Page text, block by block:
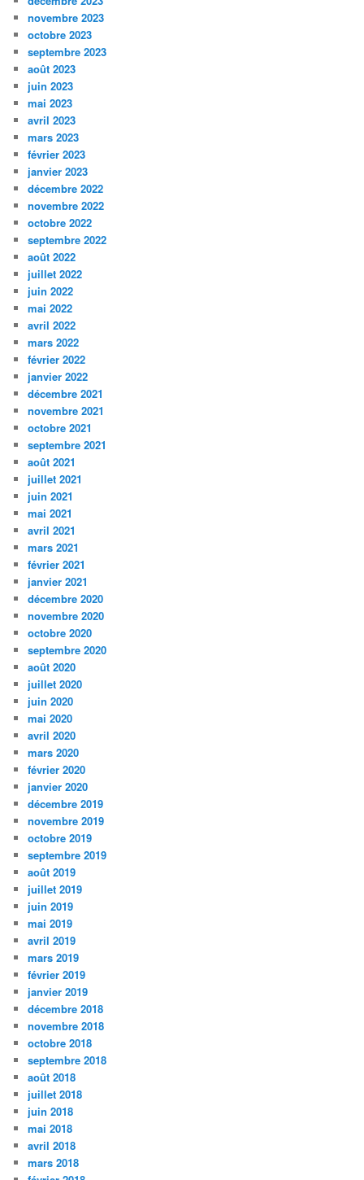
novembre 2023
octobre 2023
septembre 2023
août 2023
juin 2023
mai 2023
avril 2023
mars 2023
février 2023
janvier 2023
décembre 2022
novembre 2022
octobre 2022
septembre 2022
août 2022
juillet 2022
juin 2022
mai 2022
avril 2022
mars 2022
février 2022
janvier 2022
décembre 2021
novembre 2021
octobre 2021
septembre 2021
août 2021
juillet 2021
juin 2021
mai 2021
avril 2021
mars 2021
février 2021
janvier 2021
décembre 2020
novembre 2020
octobre 2020
septembre 2020
août 2020
juillet 2020
juin 2020
mai 2020
avril 2020
mars 2020
février 2020
janvier 2020
décembre 2019
novembre 2019
octobre 2019
septembre 2019
août 2019
juillet 2019
juin 2019
mai 2019
avril 2019
mars 2019
février 2019
janvier 2019
décembre 2018
novembre 2018
octobre 2018
septembre 2018
août 2018
juillet 2018
juin 2018
mai 2018
avril 2018
mars 2018